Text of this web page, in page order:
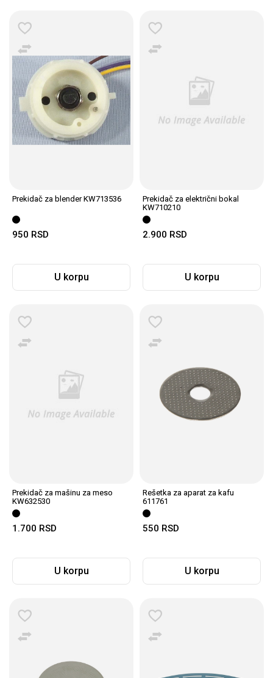
Prekidač za blender KW713536
950 RSD
U korpu
Prekidač za električni bokal
KW710210
2.900 RSD
U korpu
Prekidač za mašinu za meso
KW632530
1.700 RSD
U korpu
Rešetka za aparat za kafu
611761
550 RSD
U korpu